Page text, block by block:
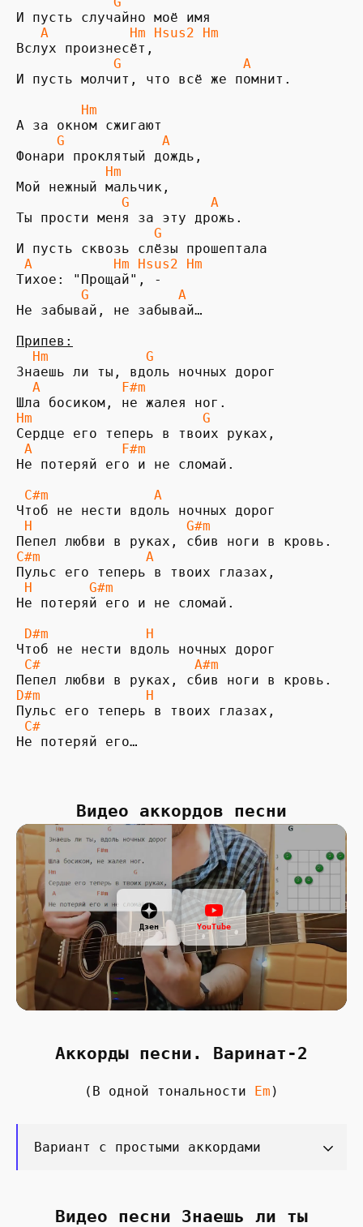
   A          Hm Hsus2 Hm
            G               A
И пусть молчит, что всё же помнит.
        Hm
     G            A
           Hm
             G          A
                 G
A          Hm Hsus2 Hm
        G           A
Не забывай, не забывай…
Припев:
  Hm            G
  A          F#m
Hm                     G
A           F#m
Не потеряй его и не сломай.
C#m             A
H                   G#m
C#m             A
H       G#m
Не потеряй его и не сломай.
D#m            H
C#                   A#m
D#m             H
C#
Не потеряй его…
Видео аккордов песни
Дзен YouTube
Аккорды песни. Варинат-2
(В одной тональности Em )
Вариант с простыми аккордами
Видео песни Знаешь ли ты